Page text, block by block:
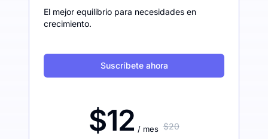
El mejor equilibrio para necesidades en
crecimiento.
Suscríbete ahora
$12 / mes $20